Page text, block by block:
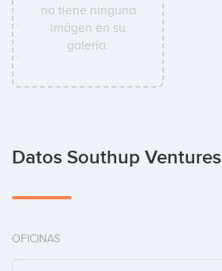
no tiene ninguna
imágen en su
galería.
Datos Southup Ventures
OFICINAS